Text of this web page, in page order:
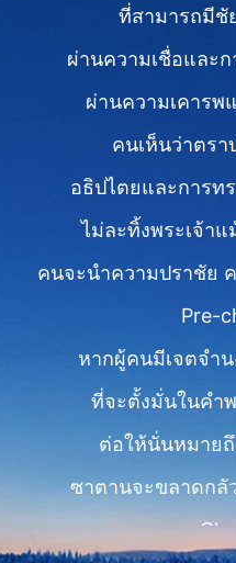
ที่สามารถมีชั
ผ่านความเชื่อและก
ผ่านความเคารพ
คนเห็นว่าตรา
อธิปไตยและการท
ไม่ละทิ้งพระเจ้า
คนจะนำความปราชัย
Pre-
หากผู้คนมีเจตจำ
ที่จะตั้งมั่นในคำ
ต่อให้นั่นหมาย
ซาตานจะขลาดกลั